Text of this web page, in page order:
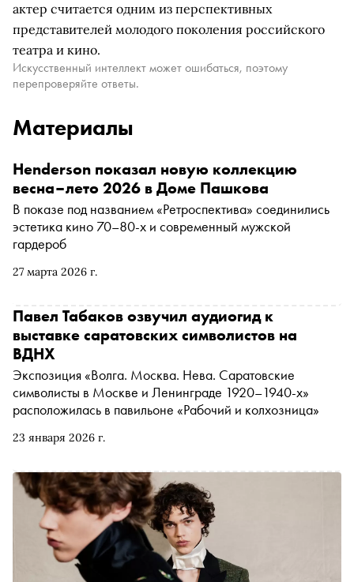
актер считается одним из перспективных
представителей молодого поколения российского
театра и кино.
Искусственный интеллект может ошибаться, поэтому
перепроверяйте ответы.
Материалы
27 марта 2026 г.
Henderson показал новую коллекцию
весна–лето 2026 в Доме Пашкова
В показе под названием «Ретроспектива» соединились
эстетика кино 70–80-х и современный мужской
гардероб
23 января 2026 г.
Павел Табаков озвучил аудиогид к
выставке саратовских символистов на
ВДНХ
Экспозиция «Волга. Москва. Нева. Саратовские
символисты в Москве и Ленинграде 1920–1940-х»
расположилась в павильоне «Рабочий и колхозница»